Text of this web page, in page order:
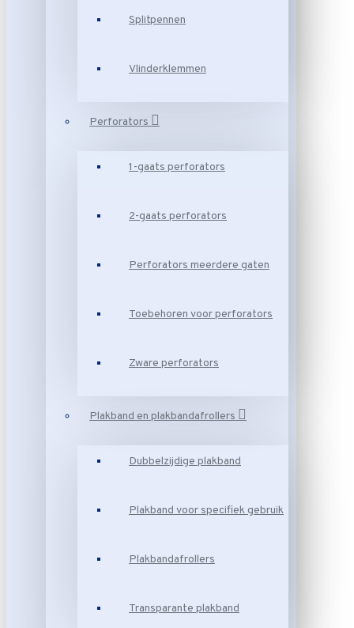
Splitpennen
Vlinderklemmen
Perforators
1-gaats perforators
2-gaats perforators
Perforators meerdere gaten
Toebehoren voor perforators
Zware perforators
Plakband en plakbandafrollers
Dubbelzijdige plakband
Plakband voor specifiek gebruik
Plakbandafrollers
Transparante plakband